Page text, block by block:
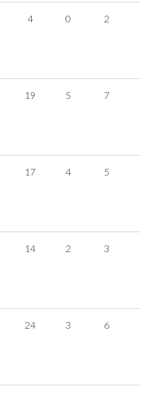
4 0 2
19 5 7
17 4 5
14 2 3
24 3 6